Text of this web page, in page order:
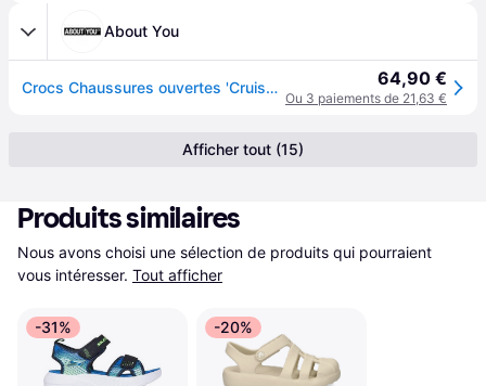
About You
Crocs Chaussures ouvertes 'Cruiser' bleu nuit / rouge 64,90 €
Ou 3 paiements de 21,63 €
Afficher tout (15)
Produits similaires
Nous avons choisi une sélection de produits qui pourraient
vous intéresser. Tout afficher
-31% -20%